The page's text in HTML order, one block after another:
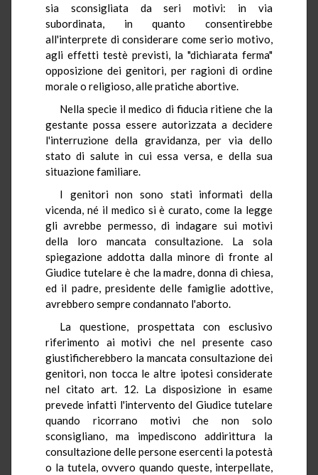
sia sconsigliata da seri motivi: in via
subordinata, in quanto consentirebbe
all'interprete di considerare come serio motivo,
agli effetti testè previsti, la "dichiarata ferma"
opposizione dei genitori, per ragioni di ordine
morale o religioso, alle pratiche abortive.
Nella specie il medico di fiducia ritiene che la
gestante possa essere autorizzata a decidere
l'interruzione della gravidanza, per via dello
stato di salute in cui essa versa, e della sua
situazione familiare.
I genitori non sono stati informati della
vicenda, né il medico si è curato, come la legge
gli avrebbe permesso, di indagare sui motivi
della loro mancata consultazione. La sola
spiegazione addotta dalla minore di fronte al
Giudice tutelare è che la madre, donna di chiesa,
ed il padre, presidente delle famiglie adottive,
avrebbero sempre condannato l'aborto.
La questione, prospettata con esclusivo
riferimento ai motivi che nel presente caso
giustificherebbero la mancata consultazione dei
genitori, non tocca le altre ipotesi considerate
nel citato art. 12. La disposizione in esame
prevede infatti l'intervento del Giudice tutelare
quando ricorrano motivi che non solo
sconsigliano, ma impediscono addirittura la
consultazione delle persone esercenti la potestà
o la tutela, ovvero quando queste, interpellate,